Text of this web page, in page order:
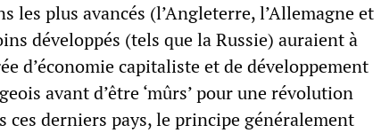
les plus avancés (l’Angleterre, l’Allemagne et
développés (tels que la Russie) auraient à
d’économie capitaliste et de développement
avant d’être ‘mûrs’ pour une révolution
ces derniers pays, le principe généralement